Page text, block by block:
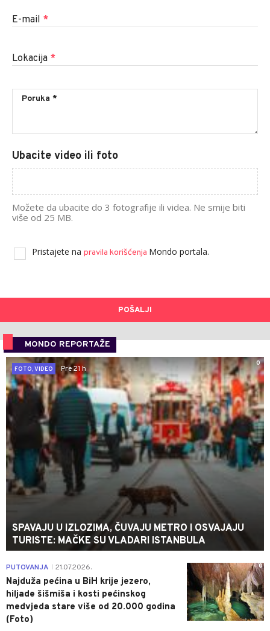
E-mail *
Lokacija *
Ubacite video ili foto
Možete da ubacite do 3 fotografije ili videa. Ne smije biti
više od 25 MB.
Pristajete na pravila korišćenja Mondo portala.
POŠALJI
MONDO REPORTAŽE
0
FOTO, VIDEO
Pre 21 h
SPAVAJU U IZLOZIMA, ČUVAJU METRO I OSVAJAJU
TURISTE: MAČKE SU VLADARI ISTANBULA
0
PUTOVANJA 21.07.2026.
Najduža pećina u BiH krije jezero,
hiljade šišmiša i kosti pećinskog
medvjeda stare više od 20.000 godina
(Foto)